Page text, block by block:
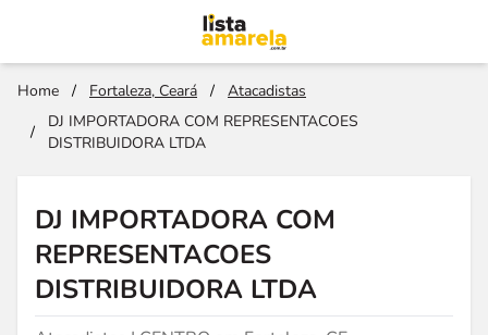
Home / Fortaleza, Ceará /
Atacadistas
/
DJ IMPORTADORA COM REPRESENTACOES
DISTRIBUIDORA LTDA
DJ IMPORTADORA COM
REPRESENTACOES
DISTRIBUIDORA LTDA